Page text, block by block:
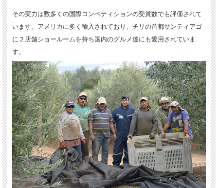
その実力は数多くの国際コンペティションの受賞数でも評価されて
います。アメリカに多く輸入されており、チリの首都サンティアゴ
に２店舗ショールームを持ち国内のグルメ達にも愛用されていま
す。